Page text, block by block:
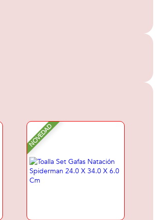
NOVEDAD